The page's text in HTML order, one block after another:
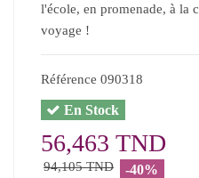
l'école, en promenade, à la
voyage !
Référence 090318
En Stock
56,463 TND
94,105 TND -40%